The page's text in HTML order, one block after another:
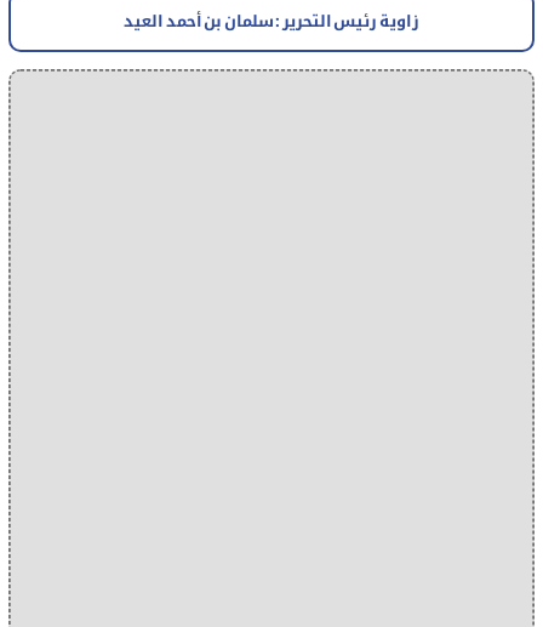
زاوية رئيس التحرير : سلمان بن أحمد العيد